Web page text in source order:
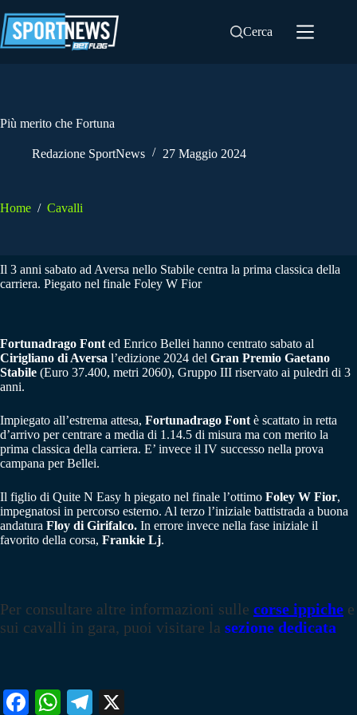
al
contenuto
Cerca
Più merito che Fortuna
Redazione SportNews 27 Maggio 2024
Home / Cavalli
Il 3 anni sabato ad Aversa nello Stabile centra la prima classica della
carriera. Piegato nel finale Foley W Fior
Fortunadrago Font ed Enrico Bellei hanno centrato sabato al
Cirigliano di Aversa l’edizione 2024 del Gran Premio Gaetano
Stabile (Euro 37.400, metri 2060), Gruppo III riservato ai puledri di 3
anni.
Impiegato all’estrema attesa, Fortunadrago Font è scattato in retta
d’arrivo per centrare a media di 1.14.5 di misura ma con merito la
prima classica della carriera. E’ invece il IV successo nella prova
campana per Bellei.
Il figlio di Quite N Easy h piegato nel finale l’ottimo Foley W Fior,
impegnatosi in percorso esterno. Al terzo l’iniziale battistrada a buona
andatura Floy di Girifalco. In errore invece nella fase iniziale il
favorito della corsa, Frankie Lj.
Per consultare altre informazioni sulle corse ippiche e
sui cavalli in gara, puoi visitare la sezione dedicata
Fa W
Te